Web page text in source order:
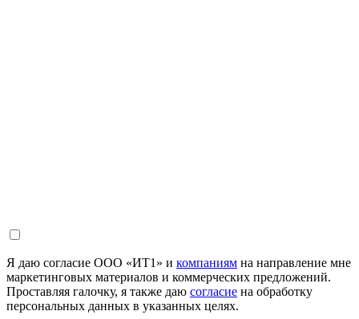
Я даю согласие ООО «ИТ1» и компаниям на направление мне
маркетинговых материалов и коммерческих предложений.
Проставляя галочку, я также даю согласие на обработку
персональных данных в указанных целях.